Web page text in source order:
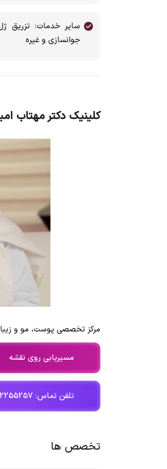
سایر خدمات: تزریق
جوانسازی و غیره
کلینیک دکتر مهتاب
مرکز تخصصی پوست، مو و
مسیریابی روی نقشه
تلفن تماس: 02122255257
تخصص ها